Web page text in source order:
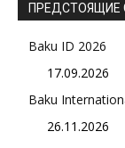
ПРЕДСТОЯЩИЕ
Baku ID 2026
17.09.2026
Baku
26.11.2026